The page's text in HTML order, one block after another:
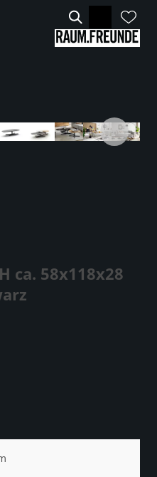
ca. 58x118x28